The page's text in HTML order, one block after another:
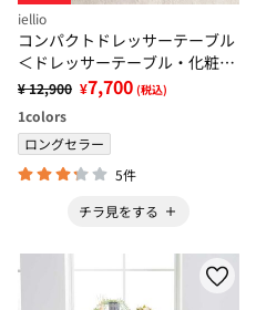
iellio
コンパクトドレッサーテーブル
＜ドレッサーテーブル・化粧
台・ドレッサーデスク・化粧テ
ーブル＞
¥ 12,900 ¥7,700 (税込)
1colors
ロングセラー
5件
チラ見をする